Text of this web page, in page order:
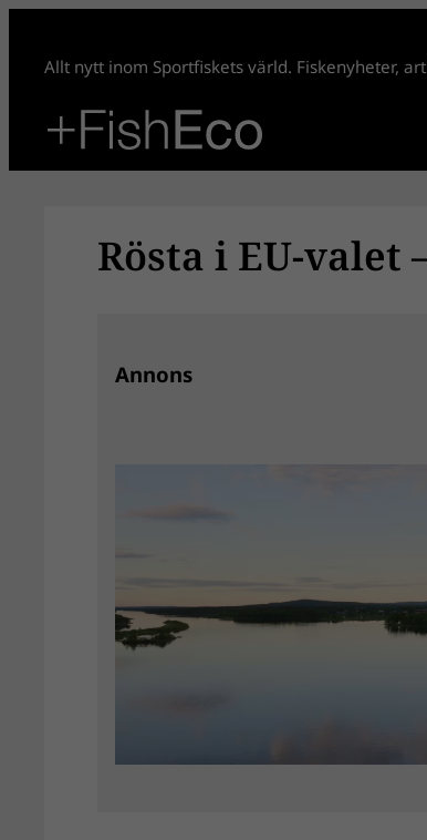
innehåll
Allt nytt inom Sportfiskets värld. Fiskenyheter,
Rösta i EU-valet
Annons